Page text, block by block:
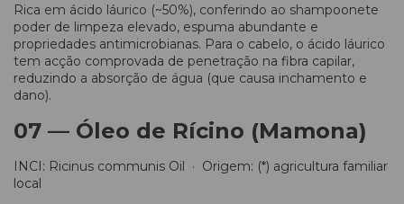
Rica em ácido láurico (~50%), conferindo ao shampoonete
poder de limpeza elevado, espuma abundante e
propriedades antimicrobianas. Para o cabelo, o ácido láurico
tem acção comprovada de penetração na fibra capilar,
reduzindo a absorção de água (que causa inchamento e
dano).
07 — Óleo de Rícino (Mamona)
INCI: Ricinus communis Oil · Origem: (*) agricultura familiar
local